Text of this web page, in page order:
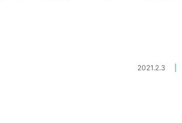
2021.2.3